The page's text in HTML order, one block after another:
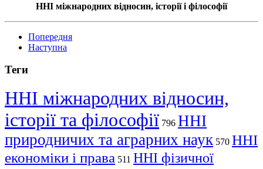
ННІ міжнародних відносин, історіїі філософії
Попередня
Наступна
Теги
ННІ міжнародних відносин,
історії та філософії 796 ННІ
природничих та аграрних наук 570 ННІ
економіки і права 511 ННІ фізичної